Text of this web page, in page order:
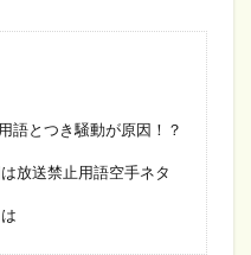
語とつき騒動が原因！？
放送禁止用語空手ネタ